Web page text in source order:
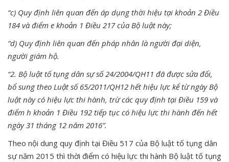
“c) Quy định liên quan đến áp dụng thời hiệu tại khoản 2 Điều
184 và điểm e khoản 1 Điều 217 của Bộ luật này;
“d) Quy định liên quan đến pháp nhân là người đại diện,
người giám hộ.
“2. Bộ luật tố tụng dân sự số 24/2004/QH11 đã được sửa đổi,
bổ sung theo Luật số 65/2011/QH12 hết hiệu lực kể từ ngày Bộ
luật này có hiệu lực thi hành, trừ các quy định tại Điều 159 và
điểm h khoản 1 Điều 192 tiếp tục có hiệu lực thi hành đến hết
ngày 31 tháng 12 năm 2016”.
Theo nội dung quy định tại Điều 517 của Bộ luật tố tụng dân
sự năm 2015 thì thời điểm có hiệu lực thi hành Bộ luật tố tụng